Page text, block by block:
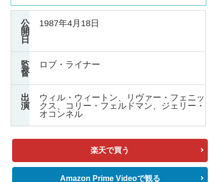
公
開
日
1987年4月18日
監
督
ロブ・ライナー
出
演
ウィル・ウィートン、リヴァー・フェニッ
クス、コリー・フェルドマン、ジェリー・
オコンネル
楽天で買う
Amazon Prime Videoで観る